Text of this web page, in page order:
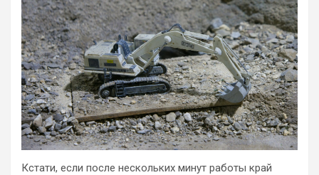
Кстати, если после нескольких минут работы край